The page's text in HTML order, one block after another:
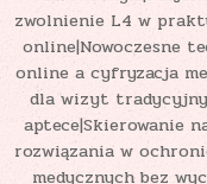
zwolnienie L4 w
online|Nowoczesne
online a cyfryzacja
dla wizyt
aptece|Skierowanie
rozwiązania w
medycznych bez